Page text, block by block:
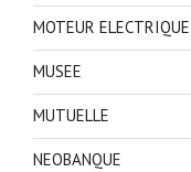
MOTEUR ELECTRIQUE
MUSEE
MUTUELLE
NEOBANQUE